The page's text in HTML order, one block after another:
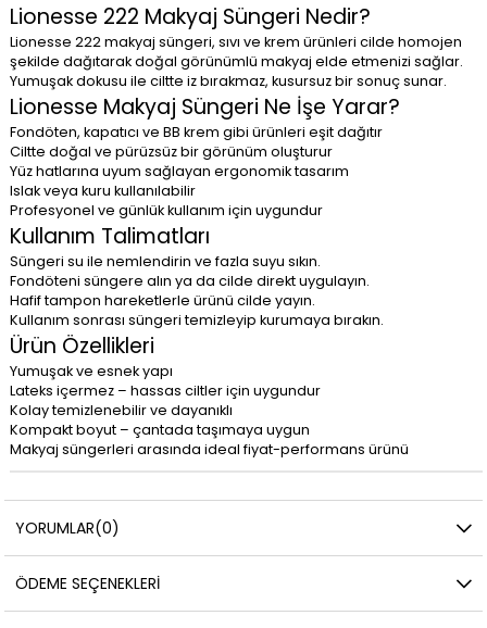
Lionesse 222 Makyaj Süngeri Nedir?
Lionesse 222 makyaj süngeri, sıvı ve krem ürünleri cilde homojen
şekilde dağıtarak doğal görünümlü makyaj elde etmenizi sağlar.
Yumuşak dokusu ile ciltte iz bırakmaz, kusursuz bir sonuç sunar.
Lionesse Makyaj Süngeri Ne İşe Yarar?
Fondöten, kapatıcı ve BB krem gibi ürünleri eşit dağıtır
Ciltte doğal ve pürüzsüz bir görünüm oluşturur
Yüz hatlarına uyum sağlayan ergonomik tasarım
Islak veya kuru kullanılabilir
Profesyonel ve günlük kullanım için uygundur
Kullanım Talimatları
Süngeri su ile nemlendirin ve fazla suyu sıkın.
Fondöteni süngere alın ya da cilde direkt uygulayın.
Hafif tampon hareketlerle ürünü cilde yayın.
Kullanım sonrası süngeri temizleyip kurumaya bırakın.
Ürün Özellikleri
Yumuşak ve esnek yapı
Lateks içermez – hassas ciltler için uygundur
Kolay temizlenebilir ve dayanıklı
Kompakt boyut – çantada taşımaya uygun
Makyaj süngerleri arasında ideal fiyat-performans ürünü
YORUMLAR(0)
ÖDEME SEÇENEKLERI